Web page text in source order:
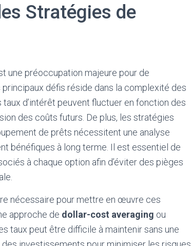
Stratégies de
une préoccupation majeure pour de
défis réside dans la complexité des
d’intérêt peuvent fluctuer en fonction des
des coûts futurs. De plus, les stratégies
de prêts nécessitent une analyse
bénéfiques à long terme. Il est essentiel de
à chaque option afin d’éviter des pièges
nécessaire pour mettre en œuvre ces
approche de dollar-cost averaging ou
taux peut être difficile à maintenir sans une